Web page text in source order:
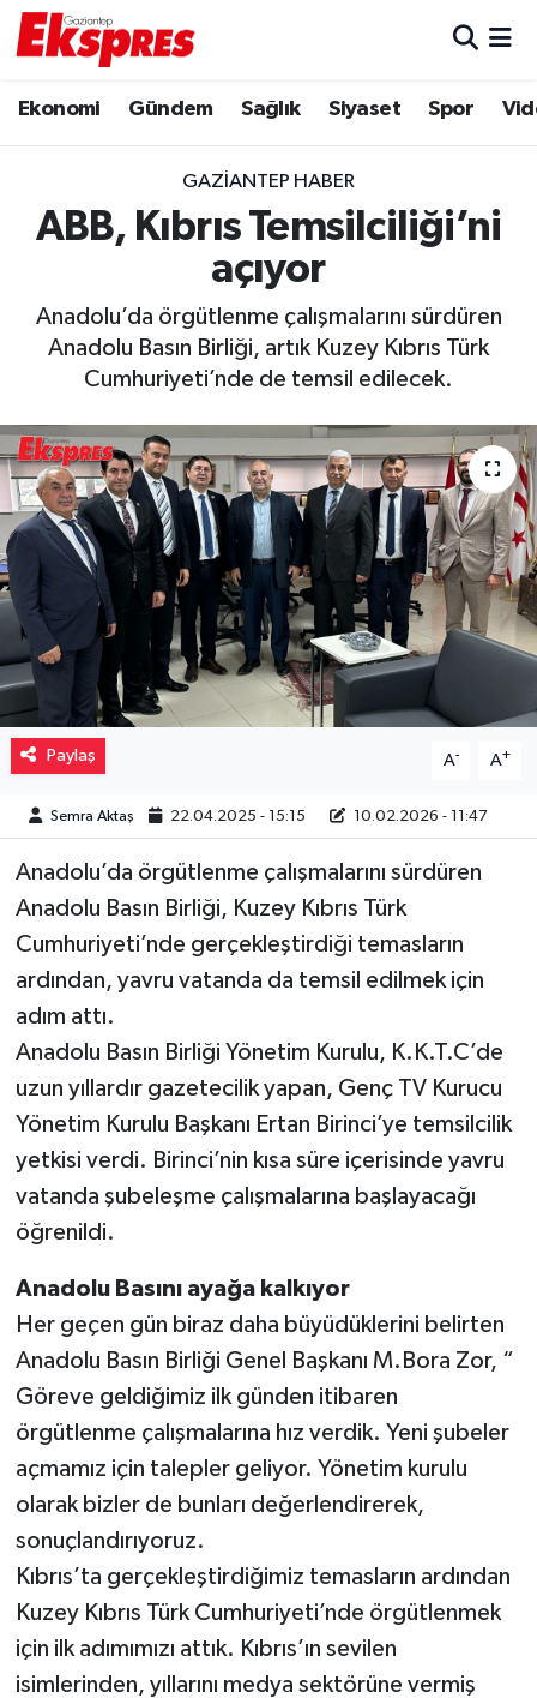
Ekonomi Gündem Sağlık Siyaset Spor
GAZIANTEP HABER
ABB, Kıbrıs Temsilciliği’ni
açıyor
Anadolu’da örgütlenme çalışmalarını sürdüren
Anadolu Basın Birliği, artık Kuzey Kıbrıs Türk
Cumhuriyeti’nde de temsil edilecek.
Paylaş A- A+
Semra Aktaş 22.04.2025 - 15:15 10.02.2026 - 11:47
Anadolu’da örgütlenme çalışmalarını sürdüren
Anadolu Basın Birliği, Kuzey Kıbrıs Türk
Cumhuriyeti’nde gerçekleştirdiği temasların
ardından, yavru vatanda da temsil edilmek için
adım attı.
Anadolu Basın Birliği Yönetim Kurulu, K.K.T.C’de
uzun yıllardır gazetecilik yapan, Genç TV Kurucu
Yönetim Kurulu Başkanı Ertan Birinci’ye temsilcilik
yetkisi verdi. Birinci’nin kısa süre içerisinde yavru
vatanda şubeleşme çalışmalarına başlayacağı
öğrenildi.
Anadolu Basını ayağa kalkıyor
Her geçen gün biraz daha büyüdüklerini belirten
Anadolu Basın Birliği Genel Başkanı M.Bora Zor, “
Göreve geldiğimiz ilk günden itibaren
örgütlenme çalışmalarına hız verdik. Yeni şubeler
açmamız için talepler geliyor. Yönetim kurulu
olarak bizler de bunları değerlendirerek,
sonuçlandırıyoruz.
Kıbrıs’ta gerçekleştirdiğimiz temasların ardından
Kuzey Kıbrıs Türk Cumhuriyeti’nde örgütlenmek
için ilk adımımızı attık. Kıbrıs’ın sevilen
isimlerinden, yıllarını medya sektörüne vermiş
Ekonomi
Gaziantep son dakika
Gündem
Kültür Sanat
Magazin
Müzik
Piyasa
Resmi İlanlar
Sağlık
Sinemalar
Siyaset
Spor
Teknoloji
Video Haber
Yaşam
Trafik Durumu
Puan Durumu ve Fikstür
Son Dakika Haberleri
Haber Arşivi